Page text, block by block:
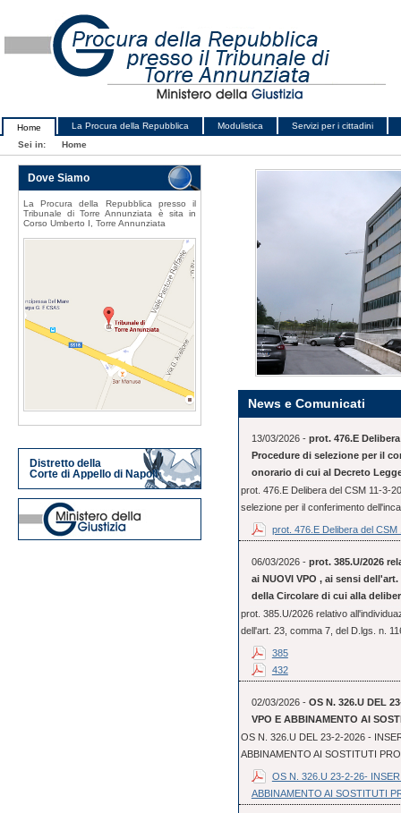
Home La Procura della Repubblica Modulistica
Servizi per i cittadini
Sei in:
Home
News e Comunicati
13/03/2026 - prot. 476.E
Procedure di selezione per il
onorario di cui al Decreto
prot. 476.E Delibera del CSM 11-3-
selezione per il conferimento
prot. 476.E Delibera del CSM
06/03/2026 - prot. 385.U/2026
ai NUOVI VPO , ai sensi
della Circolare di cui alla
prot. 385.U/2026 relativo
dell'art. 23, comma 7, del D.lgs. n.
385
432
02/03/2026 - OS N. 326.U DEL
VPO E ABBINAMENTO AI
OS N. 326.U DEL 23-2-2026 -
ABBINAMENTO AI SOSTITUTI
OS N. 326.U 23-2-26-
ABBINAMENTO AI SOSTITUTI
Dove Siamo
La Procura della Repubblica presso il
Tribunale di Torre Annunziata è sita in
Corso Umberto I, Torre Annunziata
Distretto della
Corte di Appello di Napoli